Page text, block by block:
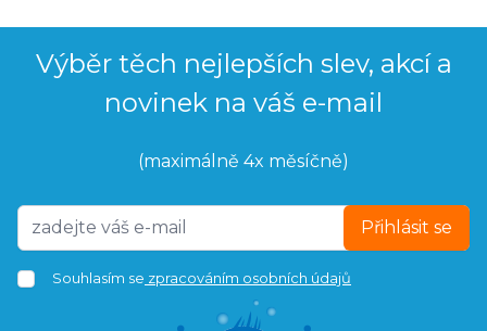
Výběr těch nejlepších slev, akcí a
novinek na váš e-mail
(maximálně 4x měsíčně)
Přihlásit se
Souhlasím se zpracováním osobních údajů